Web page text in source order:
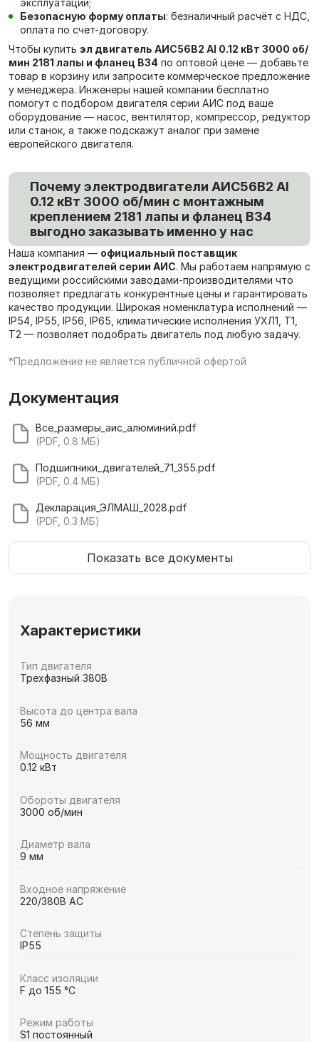
эксплуатации;
Безопасную форму оплаты: безналичный расчёт с НДС,
оплата по счёт-договору.
Чтобы купить эл двигатель АИС56В2 Al 0.12 кВт 3000 об/
мин 2181 лапы и фланец В34 по оптовой цене — добавьте
товар в корзину или запросите коммерческое предложение
у менеджера. Инженеры нашей компании бесплатно
помогут с подбором двигателя серии АИС под ваше
оборудование — насос, вентилятор, компрессор, редуктор
или станок, а также подскажут аналог при замене
европейского двигателя.
Почему электродвигатели АИС56В2 Al
0.12 кВт 3000 об/мин с монтажным
креплением 2181 лапы и фланец В34
выгодно заказывать именно у нас
Наша компания — официальный поставщик
электродвигателей серии АИС. Мы работаем напрямую с
ведущими российскими заводами-производителями что
позволяет предлагать конкурентные цены и гарантировать
качество продукции. Широкая номенклатура исполнений —
IP54, IP55, IP56, IP65, климатические исполнения УХЛ1, Т1,
Т2 — позволяет подобрать двигатель под любую задачу.
*Предложение не является публичной офертой
Документация
Все_размеры_аис_алюминий.pdf
(PDF, 0.8 МБ)
Подшипники_двигателей_71_355.pdf
(PDF, 0.4 МБ)
Декларация_ЭЛМАШ_2028.pdf
(PDF, 0.3 МБ)
Показать все документы
Характеристики
Тип двигателя
Трехфазный 380В
Высота до центра вала
56 мм
Мощность двигателя
0.12 кВт
Обороты двигателя
3000 об/мин
Диаметр вала
9 мм
Входное напряжение
220/380В AC
Степень защиты
IP55
Класс изоляции
F до 155 °C
Режим работы
S1 постоянный